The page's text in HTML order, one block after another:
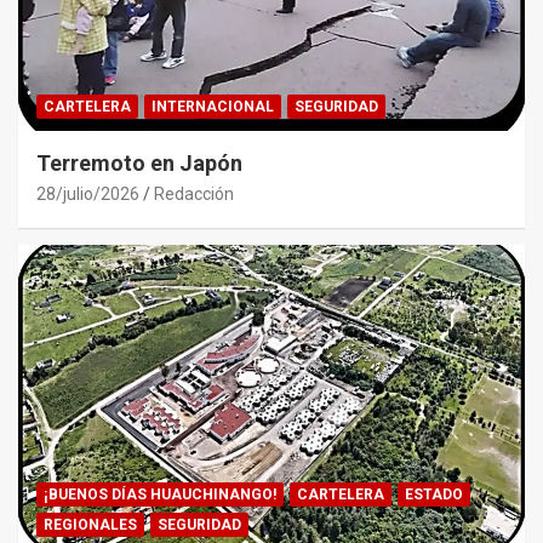
CARTELERA INTERNACIONAL SEGURIDAD
Terremoto en Japón
28/julio/2026 Redacción
¡BUENOS DÍAS HUAUCHINANGO! CARTELERA
ESTADO
REGIONALES
SEGURIDAD